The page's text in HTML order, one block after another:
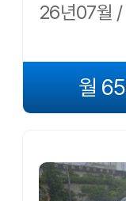
26년07월
월